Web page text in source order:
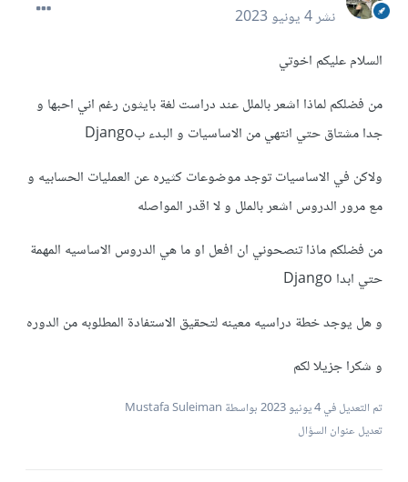
نشر4 يونيو 2023
السلام عليكم اخوتي
من فضلكم لماذا اشعر بالملل عند دراست لغة بايثون رغم اني احبها و
جدا مشتاق حتي انتهي من الاساسيات و البدء بDjango
ولاكن في الاساسيات توجد موضوعات كثيره عن العمليات الحسابيه و
مع مرور الدروس اشعر بالملل و لا اقدر المواصله
من فضلكم ماذا تنصحوني ان افعل او ما هي الدروس الاساسيه المهمة
حتي ابدا Django
و هل يوجد خطة دراسيه معينه لتحقيق الاستفادة المطلوبه من الدوره
و شكرا جزيلا لكم
تم التعديل في4 يونيو 2023
بواسطة Mustafa Suleiman
تعديل عنوان السؤال